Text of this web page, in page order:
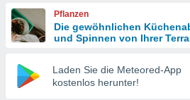
Pflanzen
Die gewöhnlichen
und Spinnen von Ihrer
Laden Sie die Meteored-App
kostenlos herunter!